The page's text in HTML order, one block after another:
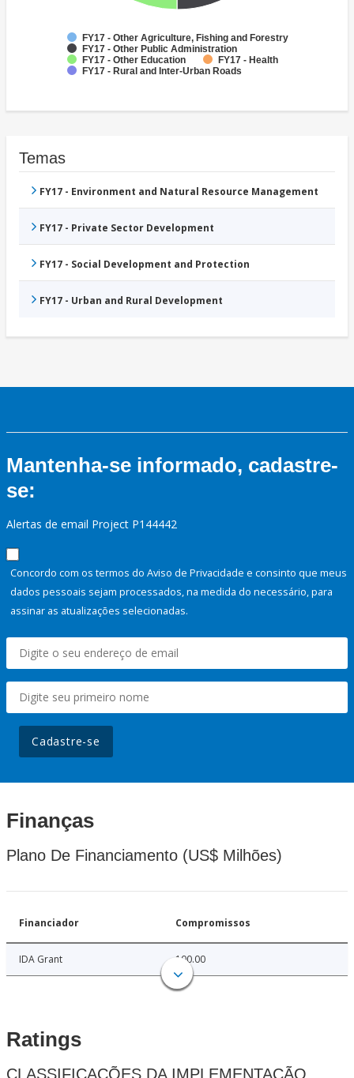
FY17 - Other Agriculture, Fishing and Forestry
FY17 - Other Public Administration
FY17 - Other Education
FY17 - Health
FY17 - Rural and Inter-Urban Roads
Temas
FY17 - Environment and Natural Resource Management
FY17 - Private Sector Development
FY17 - Social Development and Protection
FY17 - Urban and Rural Development
Mantenha-se informado, cadastre-
se:
Alertas de email Project P144442
Concordo com os termos do Aviso de Privacidade e consinto que meus
dados pessoais sejam processados, na medida do necessário, para
assinar as atualizações selecionadas.
Cadastre-se
Finanças
Plano De Financiamento (US$ Milhões)
Financiador Compromissos
IDA Grant 100.00
Ratings
CLASSIFICAÇÕES DA IMPLEMENTAÇÃO